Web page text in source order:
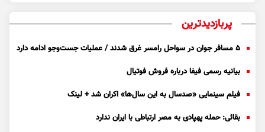
پربازدیدترین
۵ مسافر جوان در سواحل رامسر غرق شدند / عملیات جست‌و‌جو ادامه دارد
بیانیه رسمی فیفا درباره فروش فوتیال
فیلم سینمایی «صدسال به این سال‌ها» اکران شد + لینک
بقائی: حمله پهپادی به مصر ارتباطی با ایران ندارد